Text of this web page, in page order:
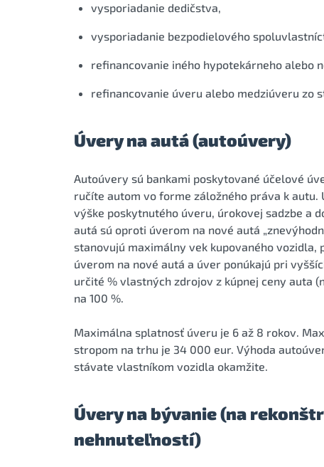
vysporiadanie dedičstva,
vysporiadanie bezpodielového
refinancovanie iného hypotekárneho alebo
refinancovanie úveru alebo medziúveru zo
Úvery na autá (autoúvery)
Autoúvery sú bankami poskytované účelové
ručíte autom vo forme záložného práva k
výške poskytnutého úveru, úrokovej sadzbe a
autá sú oproti úverom na nové autá
stanovujú maximálny vek kupovaného
úverom na nové autá a úver ponúkajú pri
určité % vlastných zdrojov z kúpnej ceny auta
na 100 %.
Maximálna splatnosť úveru je 6 až 8 rokov.
stropom na trhu je 34 000 eur. Výhoda
stávate vlastníkom vozidla okamžite.
Úvery na bývanie (na
nehnuteľností)